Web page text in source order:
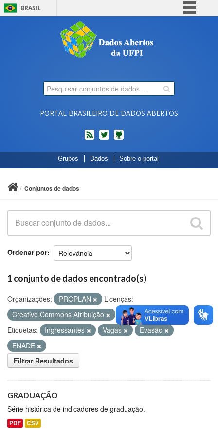
BRASIL
Comunica BR
Participe
Legislação
PORTAL BRASILEIRO DE DADOS ABERTOS
feed twitterCódigos
fonte
de
no
Grupos Dados Sobre o portal
Conjuntos de dados
Ordenar por
1 conjunto de dados encontrado(s)
Organizações: PROPLAN
Licenças:
Creative Commons Atribuição
Formatos:
CSV
Etiquetas:
Ingressantes Vagas
Evasão
ENADE
Filtrar Resultados
GRADUAÇÃO
Série histórica de indicadores de graduação.
PDF CSV